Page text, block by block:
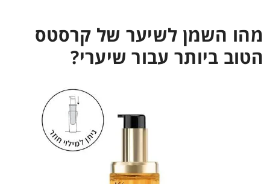
מהו השמן לשיער של קרסטס
הטוב ביותר עבור שיערי?